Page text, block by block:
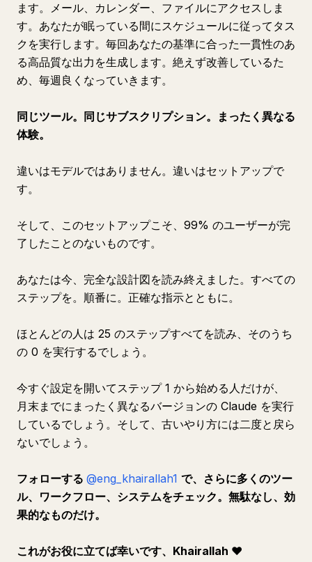
ます。メール、カレンダー、ファイルにアクセスしま
す。あなたが眠っている間にスケジュールに従ってタス
クを実行します。毎回あなたの基準に合った一貫性のあ
る高品質な出力を生成します。絶えず改善しているた
め、毎週良くなっていきます。
同じツール。同じサブスクリプション。まったく異なる
体験。
違いはモデルではありません。違いはセットアップで
す。
そして、このセットアップこそ、99% のユーザーが完
了したことのないものです。
あなたは今、完全な設計図を読み終えました。すべての
ステップを。順番に。正確な指示とともに。
ほとんどの人は 25 のステップすべてを読み、そのうち
の 0 を実行するでしょう。
今すぐ設定を開いてステップ 1 から始める人だけが、
月末までにまったく異なるバージョンの Claude を実行
しているでしょう。そして、古いやり方には二度と戻ら
ないでしょう。
フォローする @eng_khairallah1 で、さらに多くのツー
ル、ワークフロー、システムをチェック。無駄なし、効
果的なものだけ。
これがお役に立てば幸いです、Khairallah ❤️